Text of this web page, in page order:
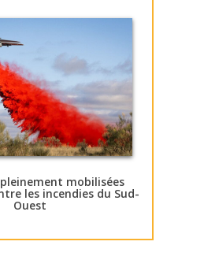
mobilisées
les incendies du Sud-
Ouest